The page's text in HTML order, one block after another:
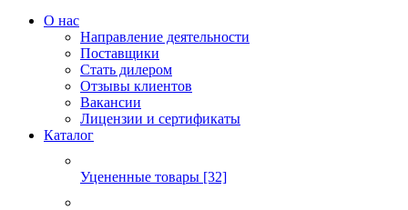
О нас
Направление деятельности
Поставщики
Стать дилером
Отзывы клиентов
Вакансии
Лицензии и сертификаты
Каталог
Уцененные товары [32]